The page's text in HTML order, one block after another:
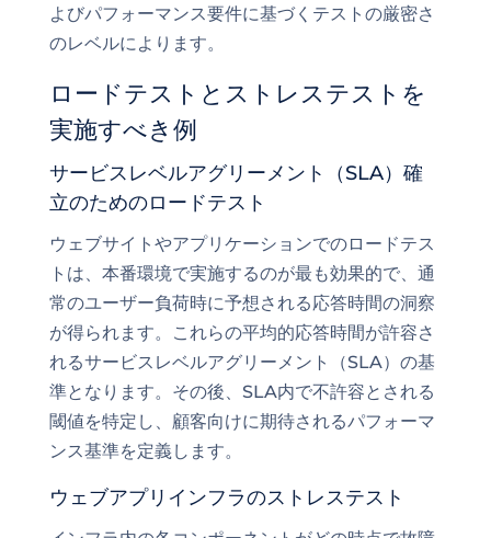
よびパフォーマンス要件に基づくテストの厳密さ
のレベルによります。
ロードテストとストレステストを
実施すべき例
サービスレベルアグリーメント（SLA）確
立のためのロードテスト
ウェブサイトやアプリケーションでのロードテス
トは、本番環境で実施するのが最も効果的で、通
常のユーザー負荷時に予想される応答時間の洞察
が得られます。これらの平均的応答時間が許容さ
れるサービスレベルアグリーメント（SLA）の基
準となります。その後、SLA内で不許容とされる
閾値を特定し、顧客向けに期待されるパフォーマ
ンス基準を定義します。
ウェブアプリインフラのストレステスト